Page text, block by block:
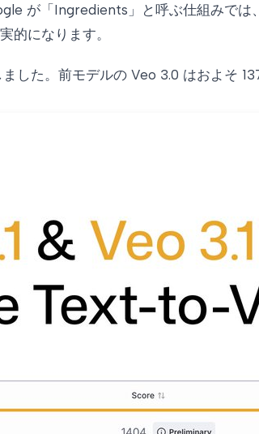
が「Ingredients」と呼ぶ仕組みでは
的になります。
した。前モデルの Veo 3.0 はおよそ